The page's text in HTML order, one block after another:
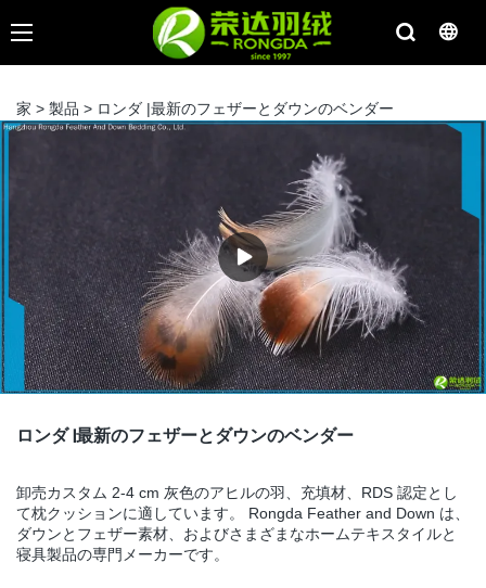
家 > 製品 > ロンダ |最新のフェザーとダウンのベンダー
ロンダ |最新のフェザーとダウンのベンダー
卸売カスタム 2-4 cm 灰色のアヒルの羽、充填材、RDS 認定とし
て枕クッションに適しています。 Rongda Feather and Down は、
ダウンとフェザー素材、およびさまざまなホームテキスタイルと
寝具製品の専門メーカーです。